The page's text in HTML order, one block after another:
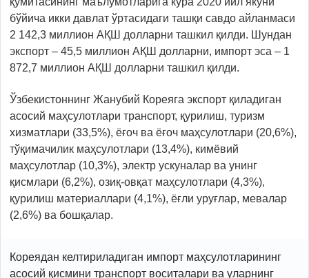
бўйича икки давлат ўртасидаги ташқи савдо айланмаси
2 142,3 миллион АҚШ долларни ташкил қилди. Шундан
экспорт – 45,5 миллион АҚШ долларни, импорт эса – 1
872,7 миллион АҚШ долларни ташкил қилди.
Ўзбекистоннинг Жанубий Кореяга экспорт қиладиган
асосий маҳсулотлари транспорт, қурилиш, туризм
хизматлари (33,5%), ёғоч ва ёғоч маҳсулотлари (20,6%),
тўқимачилик маҳсулотлари (13,4%), кимёвий
маҳсулотлар (10,3%), электр ускуналар ва унинг
қисмлари (6,2%), озиқ-овқат маҳсулотлари (4,3%),
қурилиш материаллари (4,1%), ёғли уруғлар, мевалар
(2,6%) ва бошқалар.
Кореядан келтириладиган импорт маҳсулотларининг
асосий қисмини транспорт воситалари ва уларнинг